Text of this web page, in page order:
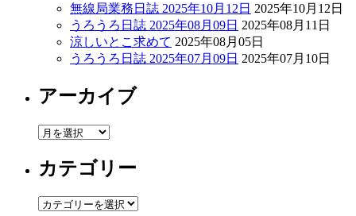
無線局業務日誌 2025年10月12日 2025年10月12日
うろうろ日誌 2025年08月09日 2025年08月11日
涼しいとこ求めて 2025年08月05日
うろうろ日誌 2025年07月09日 2025年07月10日
アーカイブ
ア
カ
イ
ブ
カテゴリー
カ